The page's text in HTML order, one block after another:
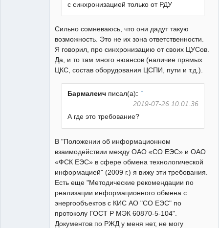
с синхронизацией только от РДУ
Сильно сомневаюсь, что они дадут такую
возможность. Это не их зона ответственности.
Я говорил, про синхронизацию от своих ЦУСов.
Да, и то там много нюансов (наличие прямых
ЦКС, состав оборудования ЦСПИ, пути и т.д.).
Бармалеич писал(а): ↑
2019-07-26 10:01:36
А где это требование?
В "Положении об информационном
взаимодействии между ОАО «СО ЕЭС» и ОАО
«ФСК ЕЭС» в сфере обмена технологической
информацией" (2009 г.) я вижу эти требования.
Есть еще "Методические рекомендации по
реализации информационного обмена с
энергообъектов с КИС АО "СО ЕЭС" по
протоколу ГОСТ Р МЭК 60870-5-104".
Документов по РЖД у меня нет, не могу